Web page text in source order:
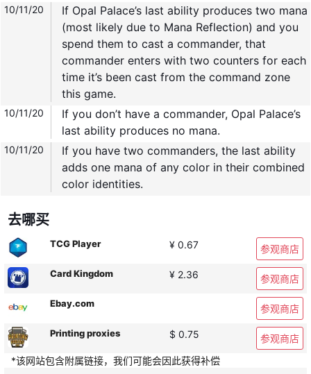
10/11/20
If Opal Palace’s last ability produces two mana
(most likely due to Mana Reflection) and you
spend them to cast a commander, that
commander enters with two counters for each
time it’s been cast from the command zone
this game.
10/11/20
If you don’t have a commander, Opal Palace’s
last ability produces no mana.
10/11/20
If you have two commanders, the last ability
adds one mana of any color in their combined
color identities.
去哪买
TCG Player ¥ 0.67 参观商店
Card Kingdom ¥ 2.36 参观商店
Ebay.com 参观商店
Printing proxies $ 0.75
参观商店
*该网站包含附属链接，我们可能会因此获得补偿